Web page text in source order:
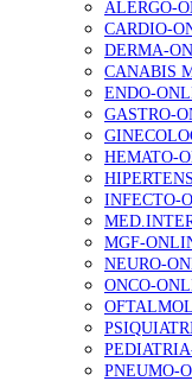
gesto
202
Alguns
família
155
1.º
te na
99
ALERGO-
CARDIO-
DERMA-
CANABIS
ENDO-
GASTRO-
HEMATO-
INFECTO-
MGF-
NEURO-
ONCO-
PNEUMO-